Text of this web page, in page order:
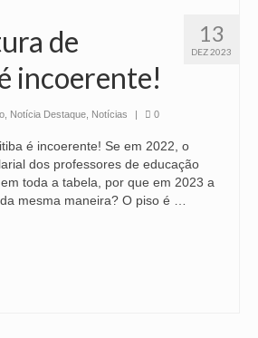
13
DEZ 2023
de
incoerente!
Notícia Destaque Notícias | 0
é incoerente! Se em 2022, o
dos professores de educação
toda a tabela, por que em 2023 a
mesma maneira? O piso é …